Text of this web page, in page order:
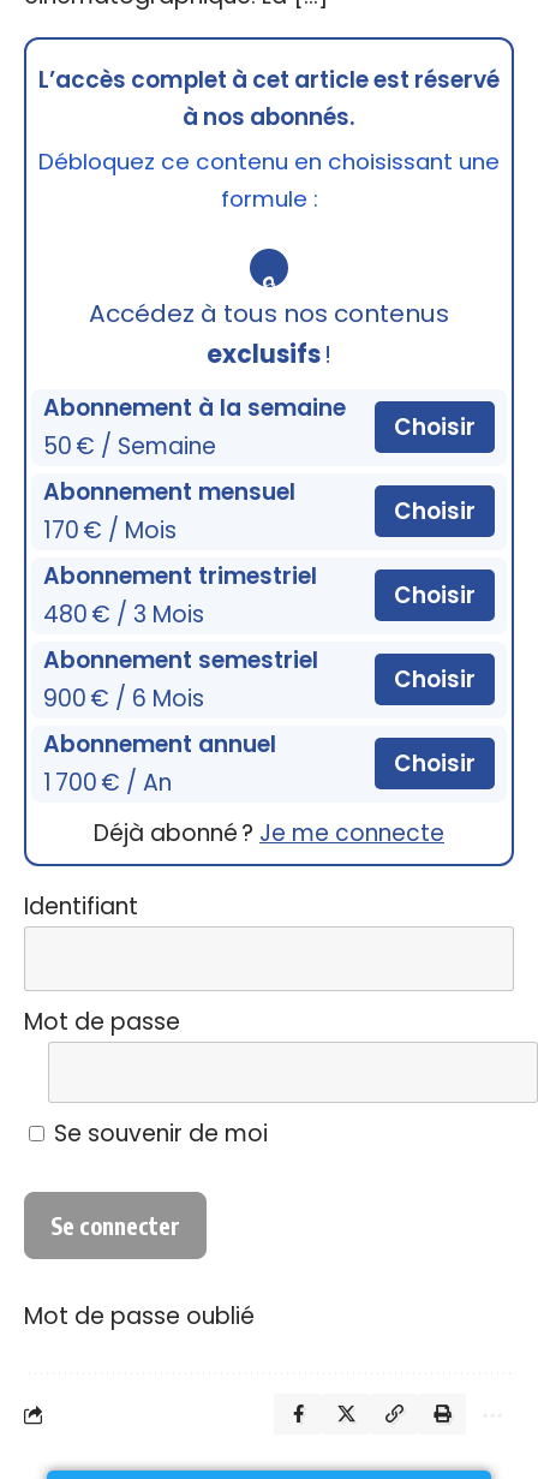
L’accès complet à cet article est réservé
à nos abonnés.
Débloquez ce contenu en choisissant une
formule :
🔒
Accédez à tous nos contenus
exclusifs!
Abonnement à la semaine
50 € / Semaine
Choisir
Abonnement mensuel
170 € / Mois
Choisir
Abonnement trimestriel
480 € / 3 Mois
Choisir
Abonnement semestriel
900 € / 6 Mois
Choisir
Abonnement annuel
1 700 € / An
Choisir
Déjà abonné ? Je me connecte
Identifiant
Mot de passe
Se souvenir de moi
Mot de passe oublié